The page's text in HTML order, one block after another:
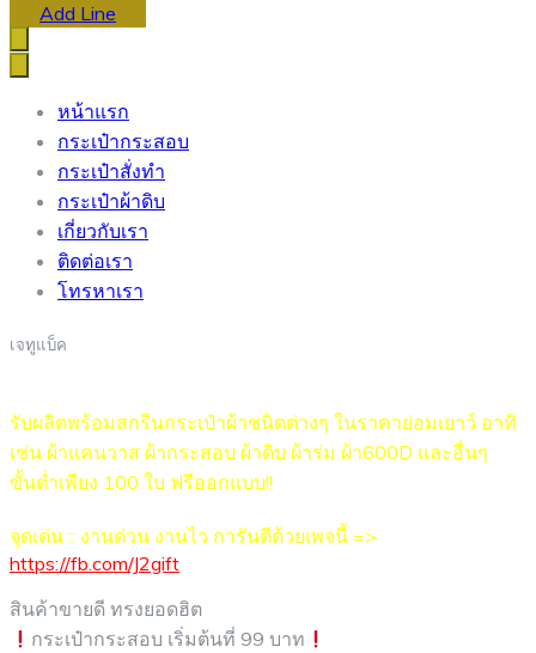
Add Line
หน้าแรก
กระเป๋ากระสอบ
กระเป๋าสั่งทำ
กระเป๋าผ้าดิบ
เกี่ยวกับเรา
ติดต่อเรา
โทรหาเรา
เจทูแบ็ค
รับผลิตพร้อมสกรีนกระเป๋าผ้าชนิดต่างๆ ในราคาย่อมเยาว์ อาทิ
เช่น ผ้าแคนวาส ผ้ากระสอบ ผ้าดิบ ผ้าร่ม ผ้า600D และอื่นๆ
ขั้นต่ำเพียง 100 ใบ ฟรีออกแบบ!!
จุดเด่น :: งานด่วน งานไว การันตีด้วยเพจนี้ =>
https://fb.com/J2gift
สินค้าขายดี ทรงยอดฮิต
กระเป๋ากระสอบ เริ่มต้นที่ 99 บาท